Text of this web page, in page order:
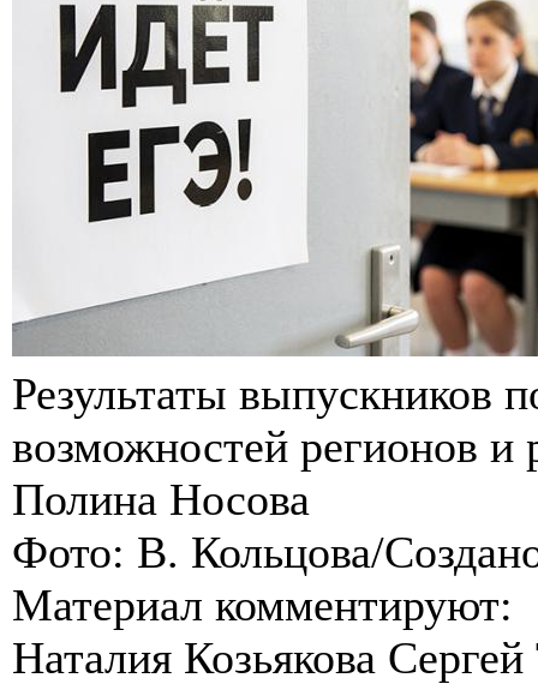
Результаты выпускников
возможностей регионов и
Полина Носова
Фото: В. Кольцова/
Материал комментируют:
Наталия Козьякова Сергей